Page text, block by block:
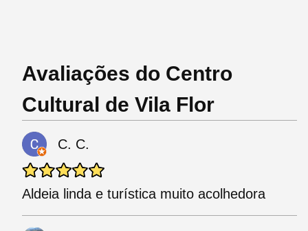
Avaliações do Centro
Cultural de Vila Flor
C. C.
Aldeia linda e turística muito acolhedora